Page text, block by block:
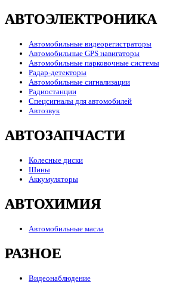
АВТОЭЛЕКТРОНИКА
Автомобильные видеорегистраторы
Автомобильные GPS навигаторы
Автомобильные парковочные системы
Радар-детекторы
Автомобильные сигнализации
Радиостанции
Спецсигналы для автомобилей
Автозвук
АВТОЗАПЧАСТИ
Колесные диски
Шины
Аккумуляторы
АВТОХИМИЯ
Автомобильные масла
РАЗНОЕ
Видеонаблюдение